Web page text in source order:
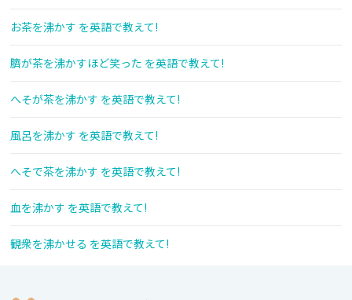
お茶を沸かす を英語で教えて!
臍が茶を沸かすほど笑った を英語で教えて!
へそが茶を沸かす を英語で教えて!
風呂を沸かす を英語で教えて!
へそで茶を沸かす を英語で教えて!
血を沸かす を英語で教えて!
観衆を沸かせる を英語で教えて!